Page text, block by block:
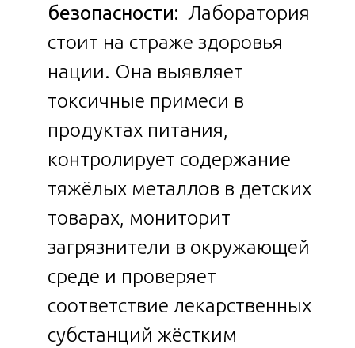
безопасности: Лаборатория
стоит на страже здоровья
нации. Она выявляет
токсичные примеси в
продуктах питания,
контролирует содержание
тяжёлых металлов в детских
товарах, мониторит
загрязнители в окружающей
среде и проверяет
соответствие лекарственных
субстанций жёстким